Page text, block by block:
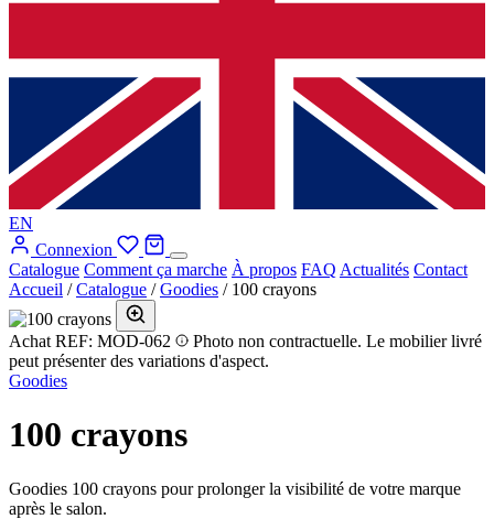
EN
Connexion
Catalogue Comment ça marche À propos FAQ Actualités Contact
Accueil / Catalogue / Goodies / 100 crayons
Achat REF: MOD-062
Photo non contractuelle. Le mobilier livré
peut présenter des variations d'aspect.
Goodies
100 crayons
Goodies 100 crayons pour prolonger la visibilité de votre marque
après le salon.